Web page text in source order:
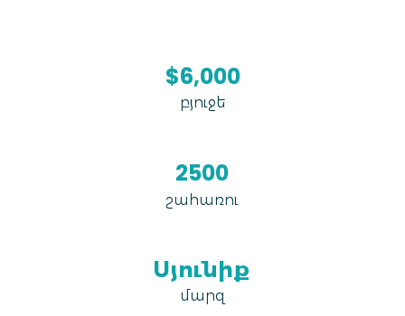
$6,000
բյուջե
2500
շահառու
Սյունիք
մարզ